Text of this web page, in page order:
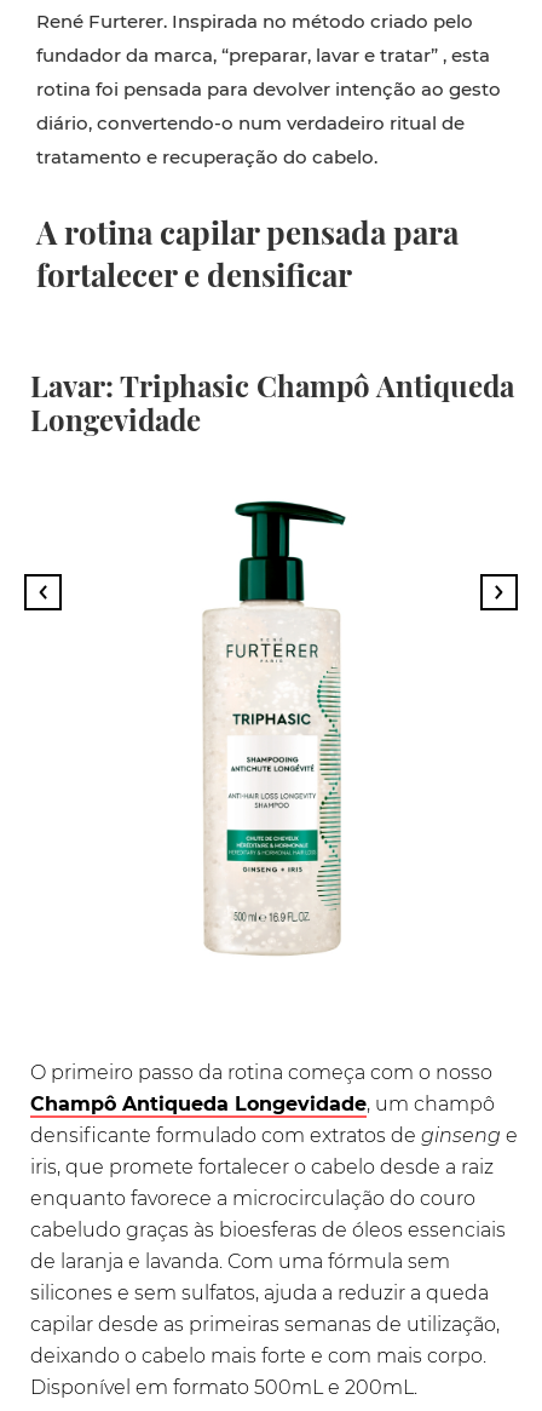
René Furterer. Inspirada no método criado pelo
fundador da marca, “preparar, lavar e tratar” , esta
rotina foi pensada para devolver intenção ao gesto
diário, convertendo-o num verdadeiro ritual de
tratamento e recuperação do cabelo.
A rotina capilar pensada para
fortalecer e densificar
Lavar: Triphasic Champô Antiqueda
Longevidade
O primeiro passo da rotina começa com o nosso
Champô Antiqueda Longevidade, um champô
densificante formulado com extratos de ginseng e
iris, que promete fortalecer o cabelo desde a raiz
enquanto favorece a microcirculação do couro
cabeludo graças às bioesferas de óleos essenciais
de laranja e lavanda. Com uma fórmula sem
silicones e sem sulfatos, ajuda a reduzir a queda
capilar desde as primeiras semanas de utilização,
deixando o cabelo mais forte e com mais corpo.
Disponível em formato 500mL e 200mL.